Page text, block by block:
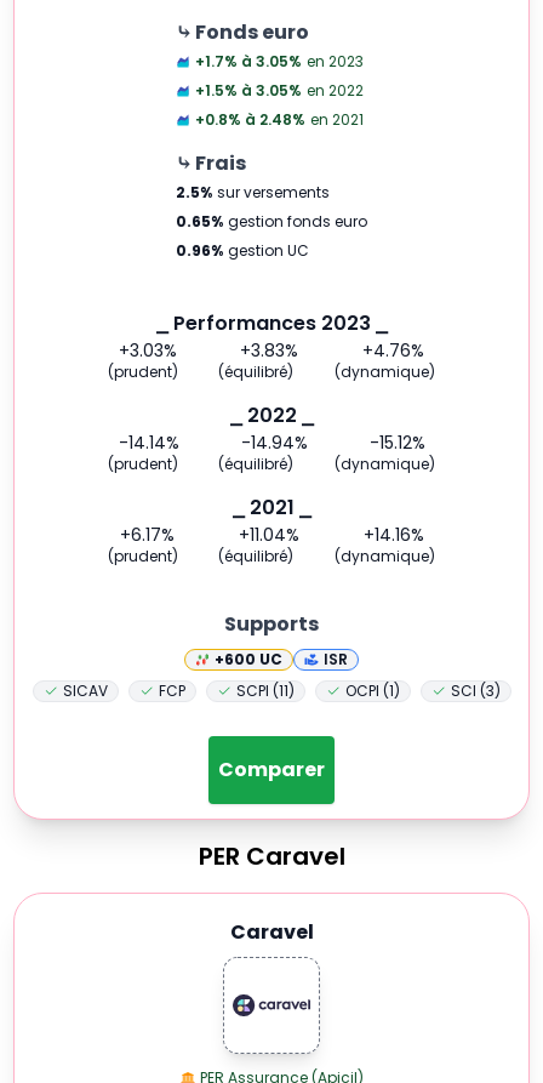
⤷ Fonds euro
+1.7% à 3.05% en 2023
+1.5% à 3.05% en 2022
+0.8% à 2.48% en 2021
⤷ Frais
2.5% sur versements
0.65% gestion fonds euro
0.96% gestion UC
⎯ Performances 2023 ⎯
+3.03% +3.83% +4.76%
(prudent) (équilibré) (dynamique)
⎯ 2022 ⎯
-14.14% -14.94% -15.12%
(prudent) (équilibré) (dynamique)
⎯ 2021 ⎯
+6.17% +11.04% +14.16%
(prudent) (équilibré) (dynamique)
Supports
+600 UC
ISR
SICAV
FCP SCPI (11) OCPI (1) SCI (3)
Comparer
PER Caravel
Caravel
PER Assurance (Apicil)